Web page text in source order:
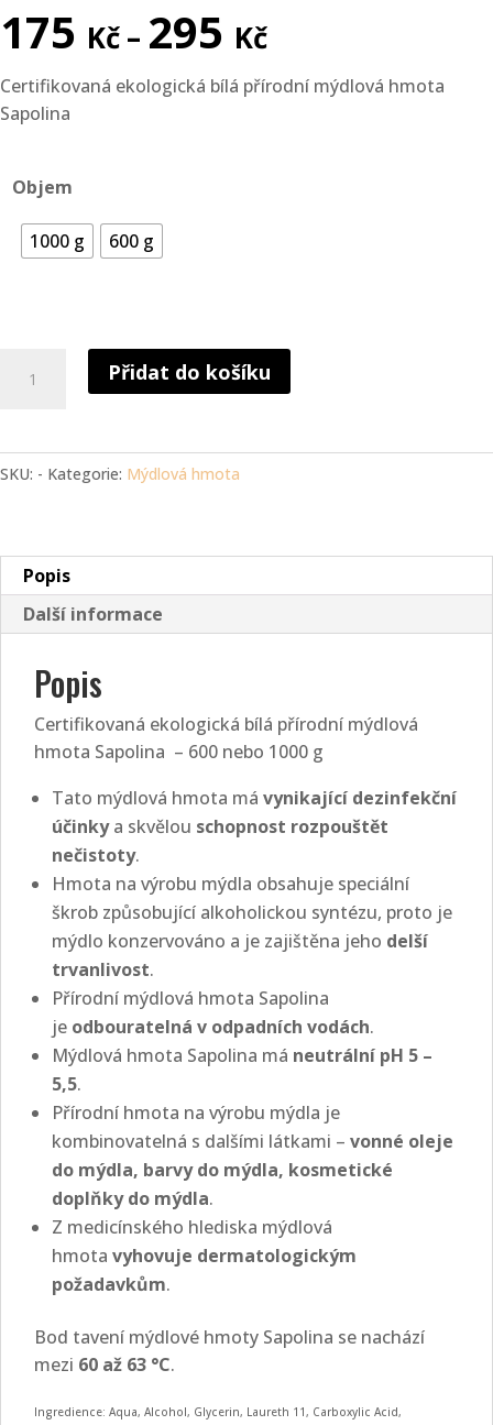
175 Kč– 295 Kčcen:
až
Certifikovaná ekologická bílá přírodní mýdlová hmota
Sapolina
Objem
1000 g 600 g
hmota
Přidat do košíku
SKU: - Kategorie: Mýdlová hmota
Popis
Další informace
Popis
Certifikovaná ekologická bílá přírodní mýdlová
hmota Sapolina – 600 nebo 1000 g
Tato mýdlová hmota má vynikající dezinfekční
účinkya skvělou schopnost rozpouštět
nečistoty.
Hmota na výrobu mýdla obsahuje speciální
škrob způsobující alkoholickou syntézu, proto je
mýdlo konzervováno a je zajištěna jeho delší
trvanlivost.
Přírodní mýdlová hmota Sapolina
je odbouratelná v odpadních vodách.
Mýdlová hmota Sapolina má neutrální pH 5 –
5,5.
Přírodní hmota na výrobu mýdla je
kombinovatelná s dalšími látkami – vonné oleje
do mýdla, barvy do mýdla, kosmetické
doplňky do mýdla.
Z medicínského hlediska mýdlová
hmota vyhovuje dermatologickým
požadavkům.
Bod tavení mýdlové hmoty Sapolina se nachází
mezi 60 až 63 °C.
Ingredience: Aqua, Alcohol, Glycerin, Laureth 11, Carboxylic Acid,